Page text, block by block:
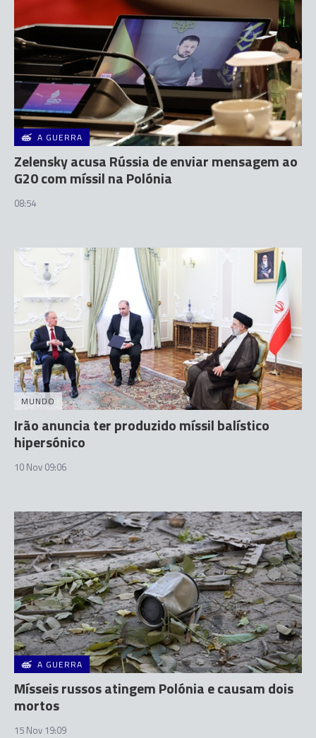
A GUERRA
Zelensky acusa Rússia de enviar mensagem ao
G20 com míssil na Polónia
08:54
MUNDO
Irão anuncia ter produzido míssil balístico
hipersónico
10 Nov 09:06
A GUERRA
Mísseis russos atingem Polónia e causam dois
mortos
15 Nov 19:09